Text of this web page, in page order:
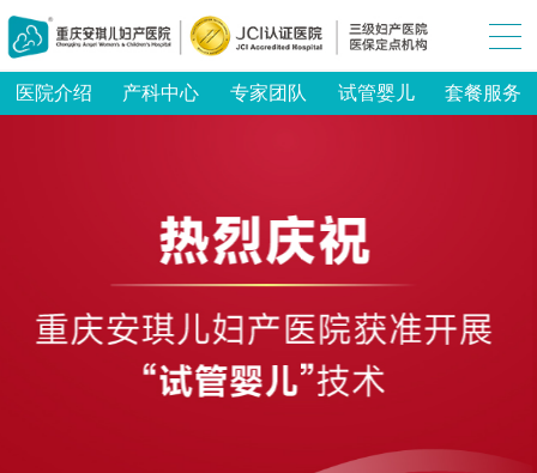
医院介绍 产科中心 专家团队 试管婴儿 套餐服务